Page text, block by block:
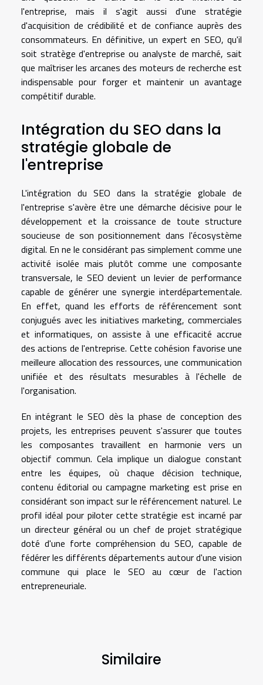
l'entreprise, mais il s'agit aussi d'une stratégie
d'acquisition de crédibilité et de confiance auprès des
consommateurs. En définitive, un expert en SEO, qu'il
soit stratège d'entreprise ou analyste de marché, sait
que maîtriser les arcanes des moteurs de recherche est
indispensable pour forger et maintenir un avantage
compétitif durable.
Intégration du SEO dans la
stratégie globale de
l'entreprise
L'intégration du SEO dans la stratégie globale de
l'entreprise s'avère être une démarche décisive pour le
développement et la croissance de toute structure
soucieuse de son positionnement dans l'écosystème
digital. En ne le considérant pas simplement comme une
activité isolée mais plutôt comme une composante
transversale, le SEO devient un levier de performance
capable de générer une synergie interdépartementale.
En effet, quand les efforts de référencement sont
conjugués avec les initiatives marketing, commerciales
et informatiques, on assiste à une efficacité accrue
des actions de l'entreprise. Cette cohésion favorise une
meilleure allocation des ressources, une communication
unifiée et des résultats mesurables à l'échelle de
l'organisation.
En intégrant le SEO dès la phase de conception des
projets, les entreprises peuvent s'assurer que toutes
les composantes travaillent en harmonie vers un
objectif commun. Cela implique un dialogue constant
entre les équipes, où chaque décision technique,
contenu éditorial ou campagne marketing est prise en
considérant son impact sur le référencement naturel. Le
profil idéal pour piloter cette stratégie est incarné par
un directeur général ou un chef de projet stratégique
doté d'une forte compréhension du SEO, capable de
fédérer les différents départements autour d'une vision
commune qui place le SEO au cœur de l'action
entrepreneuriale.
Similaire